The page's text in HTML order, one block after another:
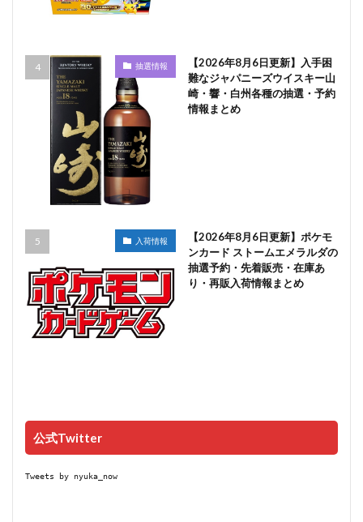
抽選情報
【2026年8月6日更新】入手困
難なジャパニーズウイスキー山
崎・響・白州各種の抽選・予約
情報まとめ
入荷情報
【2026年8月6日更新】ポケモ
ンカード ストームエメラルダの
抽選予約・先着販売・在庫あ
り・再販入荷情報まとめ
公式Twitter
Tweets by nyuka_now